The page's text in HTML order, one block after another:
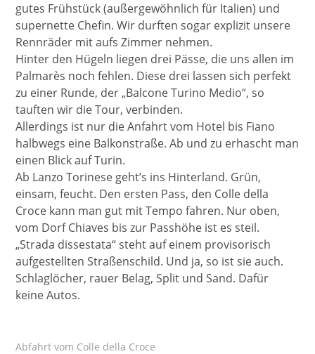
gutes Frühstück (außergewöhnlich für Italien) und
supernette Chefin. Wir durften sogar explizit unsere
Rennräder mit aufs Zimmer nehmen.
Hinter den Hügeln liegen drei Pässe, die uns allen im
Palmarès noch fehlen. Diese drei lassen sich perfekt
zu einer Runde, der „Balcone Turino Medio“, so
tauften wir die Tour, verbinden.
Allerdings ist nur die Anfahrt vom Hotel bis Fiano
halbwegs eine Balkonstraße. Ab und zu erhascht man
einen Blick auf Turin.
Ab Lanzo Torinese geht’s ins Hinterland. Grün,
einsam, feucht. Den ersten Pass, den Colle della
Croce kann man gut mit Tempo fahren. Nur oben,
vom Dorf Chiaves bis zur Passhöhe ist es steil.
„Strada dissestata“ steht auf einem provisorisch
aufgestellten Straßenschild. Und ja, so ist sie auch.
Schlaglöcher, rauer Belag, Split und Sand. Dafür
keine Autos.
Abfahrt vom Colle della Croce